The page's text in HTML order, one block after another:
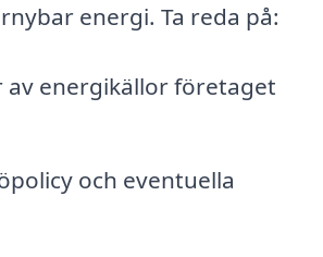
energi. Ta reda på:
av energikällor företaget
och eventuella